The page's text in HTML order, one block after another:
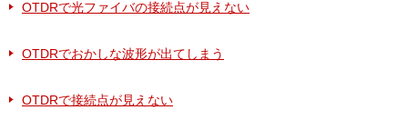
OTDRで光ファイバの接続点が見えない
OTDRでおかしな波形が出てしまう
OTDRで接続点が見えない